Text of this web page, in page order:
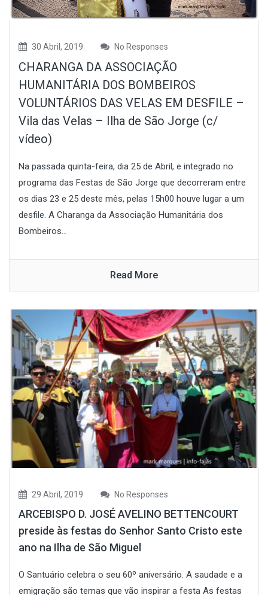
30 Abril, 2019 No Responses
CHARANGA DA ASSOCIAÇÃO
HUMANITÁRIA DOS BOMBEIROS
VOLUNTÁRIOS DAS VELAS EM DESFILE –
Vila das Velas – Ilha de São Jorge (c/
vídeo)
Na passada quinta-feira, dia 25 de Abril, e integrado no
programa das Festas de São Jorge que decorreram entre
os dias 23 e 25 deste mês, pelas 15h00 houve lugar a um
desfile. A Charanga da Associação Humanitária dos
Bombeiros...
Read More
29 Abril, 2019 No Responses
ARCEBISPO D. JOSÉ AVELINO BETTENCOURT
preside às festas do Senhor Santo Cristo este
ano na Ilha de São Miguel
O Santuário celebra o seu 60º aniversário. A saudade e a
emigração são temas que vão inspirar a festa As festas